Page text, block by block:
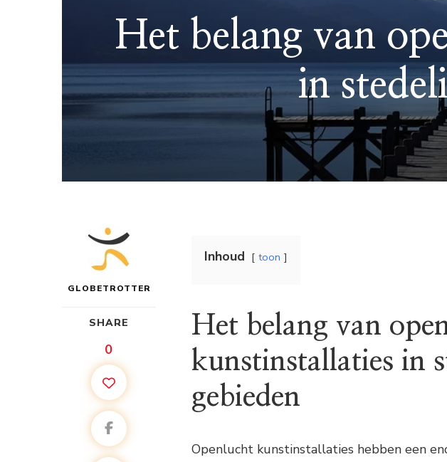
Het belang van
in
GLOBETROTTER
SHARE
0
Inhoud toon
Het belang van
kunstinstallaties in
gebieden
Openlucht kunstinstallaties hebben een